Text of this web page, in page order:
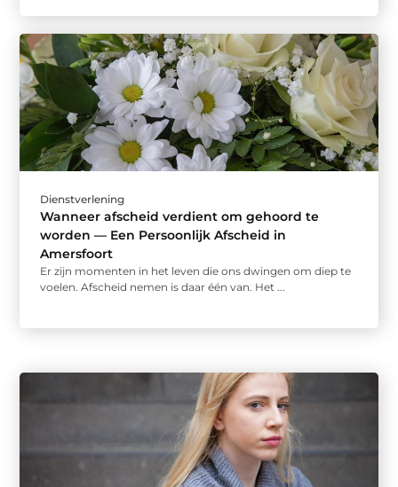
Dienstverlening
Wanneer afscheid verdient om gehoord te
worden — Een Persoonlijk Afscheid in
Amersfoort
Er zijn momenten in het leven die ons dwingen om diep te
voelen. Afscheid nemen is daar één van. Het ...